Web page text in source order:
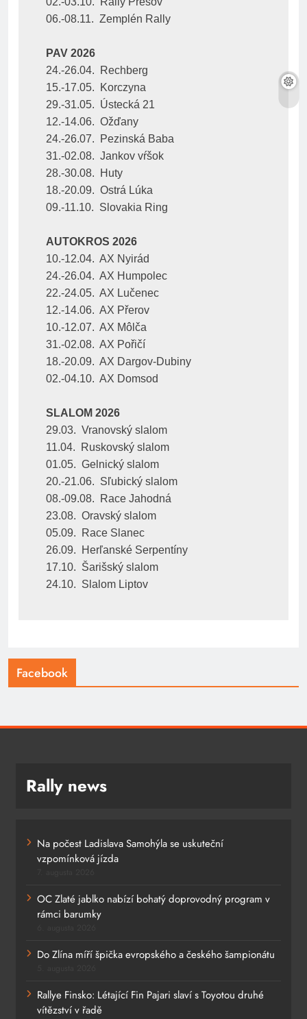
06.-08.11.  Zemplén Rally
PAV 2026
24.-26.04.  Rechberg
15.-17.05.  Korczyna
29.-31.05.  Ústecká 21
12.-14.06.  Ožďany
24.-26.07.  Pezinská Baba
31.-02.08.  Jankov vŕšok
28.-30.08.  Huty
18.-20.09.  Ostrá Lúka
09.-11.10.  Slovakia Ring
AUTOKROS 2026
10.-12.04.  AX Nyirád
24.-26.04.  AX Humpolec
22.-24.05.  AX Lučenec
12.-14.06.  AX Přerov
10.-12.07.  AX Môlča
31.-02.08.  AX Pořičí
18.-20.09.  AX Dargov-Dubiny
02.-04.10.  AX Domsod
SLALOM 2026
29.03.  Vranovský slalom
11.04.  Ruskovský slalom
01.05.  Gelnický slalom
20.-21.06.  Sľubický slalom
08.-09.08.  Race Jahodná
23.08.  Oravský slalom
05.09.  Race Slanec
26.09.  Herľanské Serpentíny
17.10.  Šarišský slalom
24.10.  Slalom Liptov
Facebook
Rally news
Na počest Ladislava Samohýla se uskuteční
vzpomínková jízda
OC Zlaté jablko nabízí bohatý doprovodný program v
rámci barumky
Do Zlína míří špička evropského a českého šampionátu
Rallye Finsko: Létající Fin Pajari slaví s Toyotou druhé
vítězství v řadě